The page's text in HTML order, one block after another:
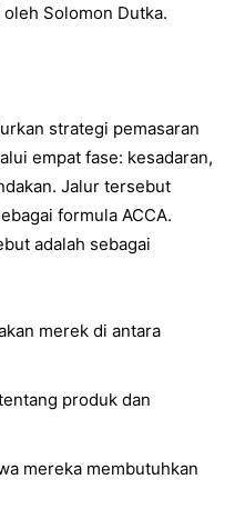
Solomon Dutka.
strategi pemasaran
empat fase: kesadaran,
Jalur tersebut
formula ACCA.
adalah sebagai
merek di antara
produk dan
mereka membutuhkan